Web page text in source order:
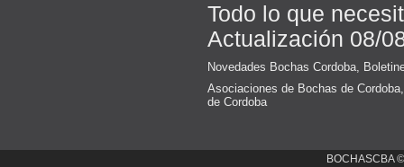
Todo lo que
Actualización 08/
Novedades Bochas Cordoba
Asociaciones de Bochas de Cordoba
de Cordoba
BOCHASCBA